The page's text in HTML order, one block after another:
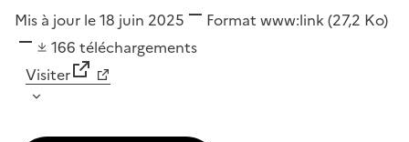
Mis à jour le 18 juin 2025 Format www:link (27,2 Ko)
166 téléchargements
Visiter